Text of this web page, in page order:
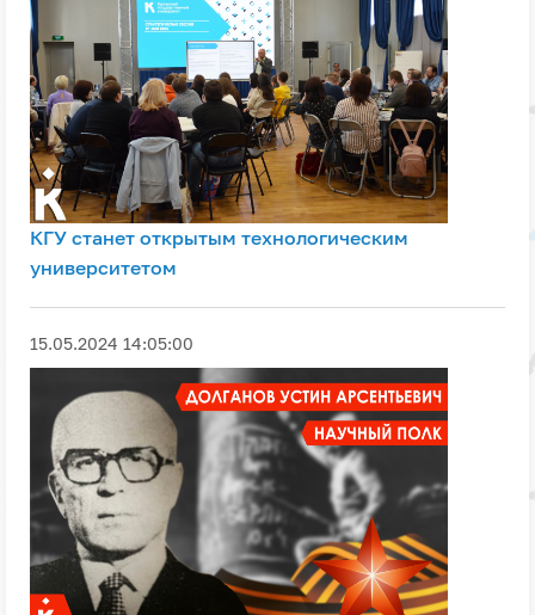
КГУ станет открытым технологическим
университетом
15.05.2024 14:05:00